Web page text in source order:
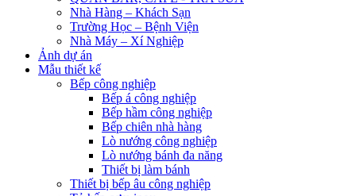
Nhà Hàng – Khách Sạn
Trường Học – Bệnh Viện
Nhà Máy – Xí Nghiệp
Ảnh dự án
Mẫu thiết kế
Bếp công nghiệp
Bếp á công nghiệp
Bếp hầm công nghiệp
Bếp chiên nhà hàng
Lò nướng công nghiệp
Lò nướng bánh đa năng
Thiết bị làm bánh
Thiết bị bếp âu công nghiệp